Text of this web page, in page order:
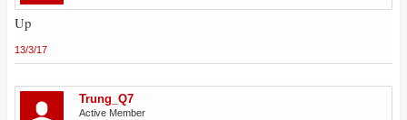
Up
13/3/17
Trung_Q7
Active Member